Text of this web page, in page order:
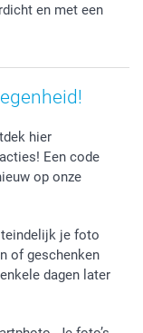
en met een
hier
Een code
op onze
je foto
of geschenken
dagen later